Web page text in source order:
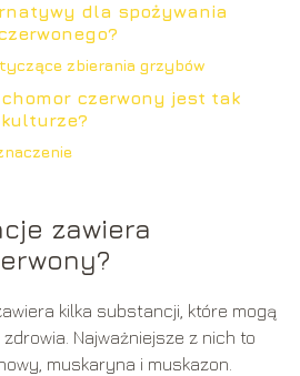
dla spożywania
zbierania grzybów
czerwony jest tak
zawiera
kilka substancji, które mogą
Najważniejsze z nich to
muskaryna i muskazon.